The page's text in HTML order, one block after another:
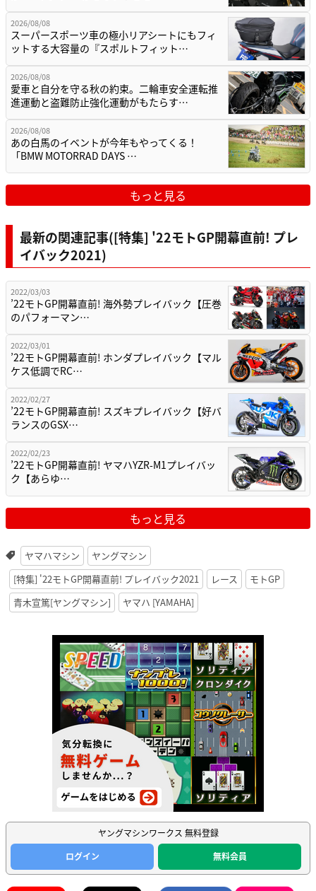
2026/08/08
スーパースポーツ車の極小リアシートにもフィ
ットする大容量の『スポルトフィット…
2026/08/08
愛車と自分を守る秋の約束。二輪車安全運転推
進運動と盗難防止強化運動がもたらす…
2026/08/08
あの白馬のイベントが今年もやってくる！
「BMW MOTORRAD DAYS …
もっと見る
最新の関連記事([特集] '22モトGP開幕直前! プレ
イバック2021)
2022/03/03
’22モトGP開幕直前! 海外勢プレイバック【圧巻
のパフォーマン…
2022/03/01
’22モトGP開幕直前! ホンダプレイバック【マル
ケス低調でRC…
2022/02/27
’22モトGP開幕直前! スズキプレイバック【好バ
ランスのGSX…
2022/02/23
’22モトGP開幕直前! ヤマハYZR-M1プレイバッ
ク【あらゆ…
もっと見る
ヤマハマシン
ヤングマシン
[特集] '22モトGP開幕直前! プレイバック2021
レース
モトGP
青木宣篤[ヤングマシン]
ヤマハ [YAMAHA]
ヤングマシンワークス 無料登録
ログイン
無料会員